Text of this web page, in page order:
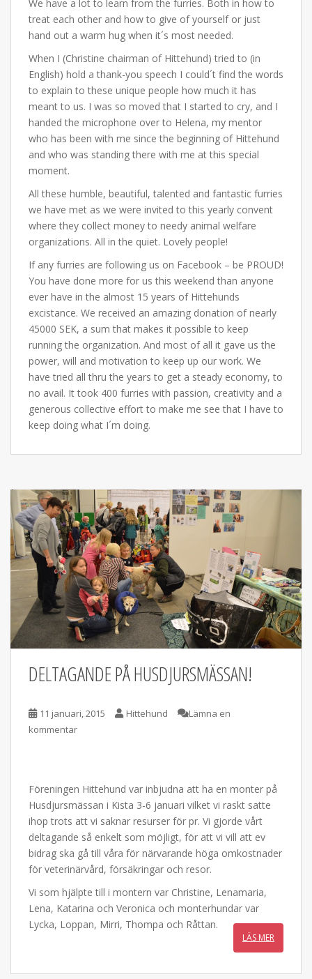
We have a lot to learn from the furries. Both in how to
treat each other and how to give of yourself or just
hand out a warm hug when it´s most needed.
When I (Christine chairman of Hittehund) tried to (in
English) hold a thank-you speech I could´t find the words
to explain to these unique people how much it has
meant to us. I was so moved that I started to cry, and I
handed the microphone over to Helena, my mentor
who has been with me since the beginning of Hittehund
and who was standing there with me at this special
moment.
All these humble, beautiful, talented and fantastic furries
we have met as we were invited to this yearly convent
where they collect money to needy animal welfare
organizations. All in the quiet. Lovely people!
If any furries are following us on Facebook – be PROUD!
You have done more for us this weekend than anyone
ever have in the almost 15 years of Hittehunds
excistance. We received an amazing donation of nearly
45000 SEK, a sum that makes it possible to keep
running the organization. And most of all it gave us the
power, will and motivation to keep up our work. We
have tried all thru the years to get a steady economy, to
no avail. It took 400 furries with passion, creativity and a
generous collective effort to make me see that I have to
keep doing what I´m doing.
DELTAGANDE PÅ HUSDJURSMÄSSAN!
11 januari, 2015 Hittehund
Lämna en
kommentar
Föreningen Hittehund var inbjudna att ha en monter på
Husdjursmässan i Kista 3-6 januari vilket vi raskt satte
ihop trots att vi saknar resurser för pr. Vi gjorde vårt
deltagande så enkelt som möjligt, för att vi vill att ev
bidrag ska gå till våra för närvarande höga omkostnader
för veterinärvård, försäkringar och resor.
Vi som hjälpte till i montern var Christine, Lenamaria,
Lena, Katarina och Veronica och monterhundar var
Lycka, Loppan, Mirri, Thompa och Råttan.
LÄS MER